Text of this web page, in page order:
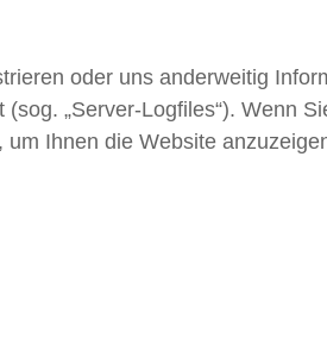
oder uns anderweitig
„Server-Logfiles“). Wenn
Ihnen die Website